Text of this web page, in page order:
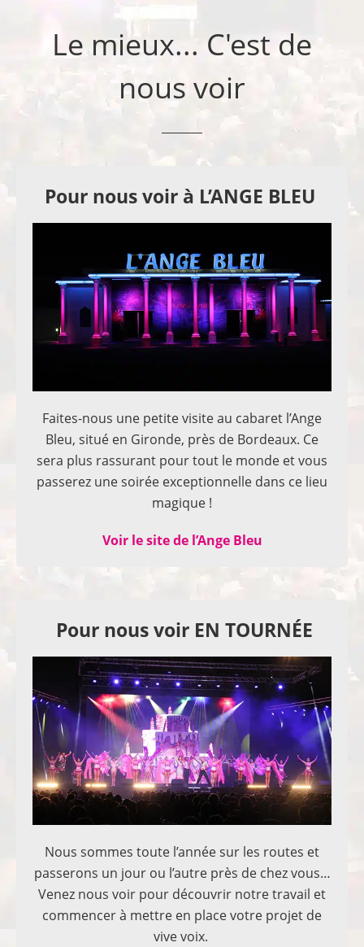
Le mieux... C'est de
nous voir
Pour nous voir à L’ANGE BLEU
Faites-nous une petite visite au cabaret l’Ange
Bleu, situé en Gironde, près de Bordeaux. Ce
sera plus rassurant pour tout le monde et vous
passerez une soirée exceptionnelle dans ce lieu
magique !
Voir le site de l’Ange Bleu
Pour nous voir EN TOURNÉE
Nous sommes toute l’année sur les routes et
passerons un jour ou l’autre près de chez vous…
Venez nous voir pour découvrir notre travail et
commencer à mettre en place votre projet de
vive voix.